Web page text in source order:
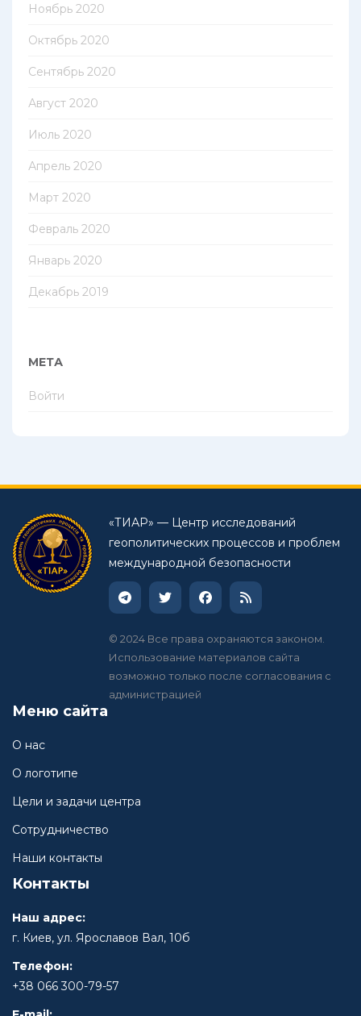
Ноябрь 2020
Октябрь 2020
Сентябрь 2020
Август 2020
Июль 2020
Апрель 2020
Март 2020
Февраль 2020
Январь 2020
Декабрь 2019
МЕТА
Войти
«ТИАР» — Центр исследований
геополитических процессов и проблем
международной безопасности
© 2024 Все права охраняются законом.
Использование материалов сайта
возможно только после согласования с
администрацией
Меню сайта
О нас
О логотипе
Цели и задачи центра
Сотрудничество
Наши контакты
Контакты
Наш адрес:
г. Киев, ул. Ярославов Вал, 10б
Телефон:
+38 066 300-79-57